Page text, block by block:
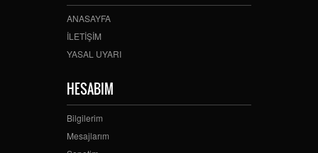
ANASAYFA
İLETİŞİM
YASAL UYARI
HESABIM
Bilgilerim
Mesajlarım